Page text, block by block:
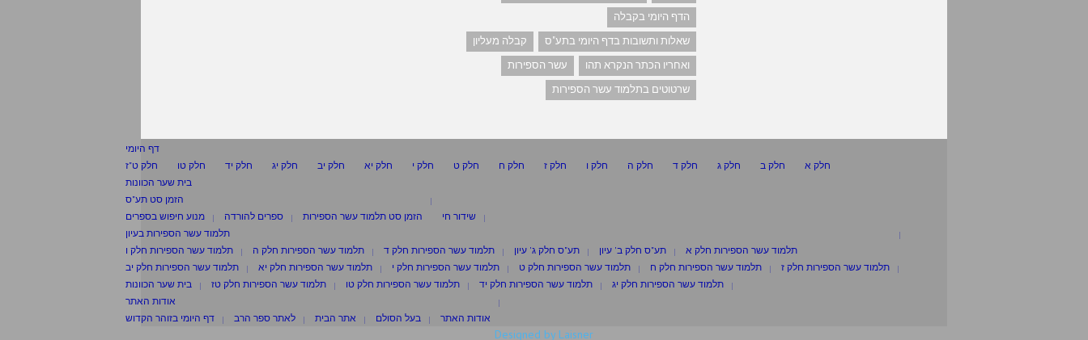
הדף היומי בקבלה
שאלות ותשובות בדף היומי בתע"ס
קבלה מעליון
ואחריו הכתר הנקרא תהו
עשר הספירות
שרטוטים בתלמוד עשר הספירות
דף היומי
חלק א
חלק ב חלק ג חלק ד חלק ה חלק ו חלק ז חלק ח חלק ט חלק י חלק יא חלק יב חלק יג חלק יד חלק טו
חלק ט"ז
בית שער הכוונות
שידור חי
הזמן סט תע"ס
הזמן סט תלמוד עשר הספירות
ספרים להורדה
מנוע חיפוש בספרים
תלמוד עשר הספירות בעיון
תלמוד עשר הספירות חלק א
תע"ס חלק ב' עיון תע"ס חלק ג' עיון תלמוד עשר הספירות חלק ד תלמוד עשר הספירות חלק ה
תלמוד עשר הספירות חלק ו
תלמוד עשר הספירות חלק ז
תלמוד עשר הספירות חלק ח תלמוד עשר הספירות חלק ט תלמוד עשר הספירות חלק י תלמוד עשר הספירות חלק יא
תלמוד עשר הספירות חלק יב
תלמוד עשר הספירות חלק יג
תלמוד עשר הספירות חלק יד תלמוד עשר הספירות חלק טו תלמוד עשר הספירות חלק טז
בית שער הכוונות
אודות האתר
אודות האתר
בעל הסולם אתר הבית לאתר ספר הרב דף היומי בזוהר הקדוש
Designed by Laisner